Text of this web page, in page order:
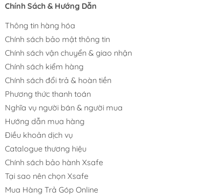
Chính Sách & Hướng Dẫn
Thông tin hàng hóa
Chính sách bảo mật thông tin
Chính sách vận chuyển & giao nhận
Chính sách kiểm hàng
Chính sách đổi trả & hoàn tiền
Phương thức thanh toán
Nghĩa vụ người bán & người mua
Hướng dẫn mua hàng
Điều khoản dịch vụ
Catalogue thương hiệu
Chính sách bảo hành Xsafe
Tại sao nên chọn Xsafe
Mua Hàng Trả Góp Online